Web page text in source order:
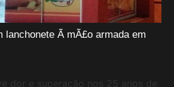
lanchonete Ã mÃ£o armada em